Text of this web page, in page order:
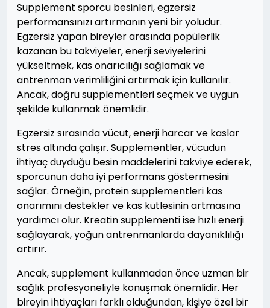
Supplement sporcu besinleri, egzersiz
performansınızı artırmanın yeni bir yoludur.
Egzersiz yapan bireyler arasında popülerlik
kazanan bu takviyeler, enerji seviyelerini
yükseltmek, kas onarıcılığı sağlamak ve
antrenman verimliliğini artırmak için kullanılır.
Ancak, doğru supplementleri seçmek ve uygun
şekilde kullanmak önemlidir.
Egzersiz sırasında vücut, enerji harcar ve kaslar
stres altında çalışır. Supplementler, vücudun
ihtiyaç duyduğu besin maddelerini takviye ederek,
sporcunun daha iyi performans göstermesini
sağlar. Örneğin, protein supplementleri kas
onarımını destekler ve kas kütlesinin artmasına
yardımcı olur. Kreatin supplementi ise hızlı enerji
sağlayarak, yoğun antrenmanlarda dayanıklılığı
artırır.
Ancak, supplement kullanmadan önce uzman bir
sağlık profesyoneliyle konuşmak önemlidir. Her
bireyin ihtiyaçları farklı olduğundan, kişiye özel bir